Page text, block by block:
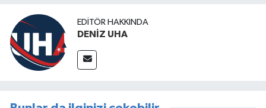
EDITÖR HAKKINDA
DENİZ UHA